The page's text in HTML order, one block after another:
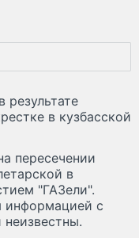
результате
в кузбасской
пересечении
в
"ГАЗели".
информацией с
неизвестны.